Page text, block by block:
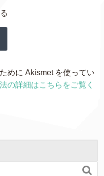
めに Akismet を使ってい
の詳細はこちらをご覧く
